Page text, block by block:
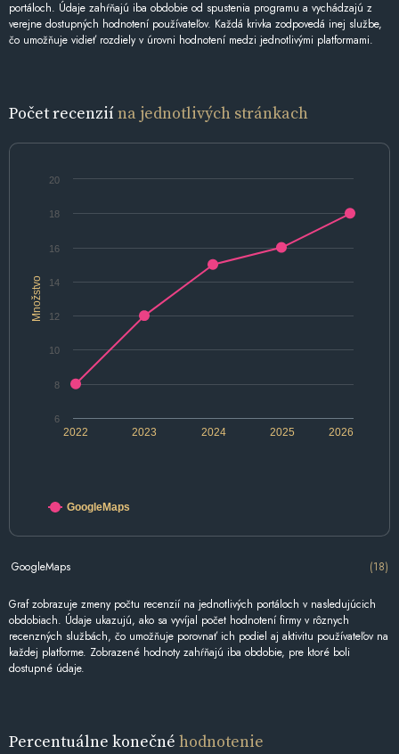
portáloch. Údaje zahŕňajú iba obdobie od spustenia programu a vychádzajú z
verejne dostupných hodnotení používateľov. Každá krivka zodpovedá inej službe,
čo umožňuje vidieť rozdiely v úrovni hodnotení medzi jednotlivými platformami.
Počet recenziína jednotlivých stránkach
Množstvo
2022 2024 2026
2023 2025
6
8
10
12
14
16
18
20
GoogleMaps
GoogleMaps (18)
Graf zobrazuje zmeny počtu recenzií na jednotlivých portáloch v nasledujúcich
obdobiach. Údaje ukazujú, ako sa vyvíjal počet hodnotení firmy v rôznych
recenzných službách, čo umožňuje porovnať ich podiel aj aktivitu používateľov na
každej platforme. Zobrazené hodnoty zahŕňajú iba obdobie, pre ktoré boli
dostupné údaje.
Percentuálne konečné hodnotenie